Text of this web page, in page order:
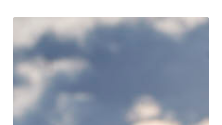
Visita la web girostudi.cat